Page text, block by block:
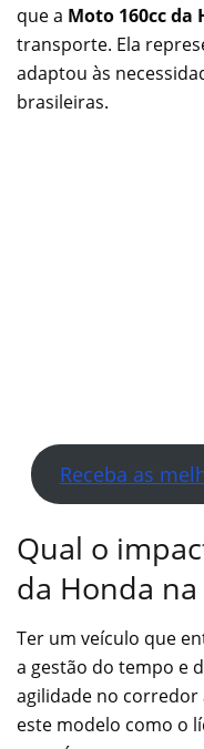
que a Moto 160cc da
transporte. Ela
adaptou às
brasileiras.
Receba as
Qual o
da Honda
Ter um veículo que
a gestão do tempo e
agilidade no corredor
este modelo como o